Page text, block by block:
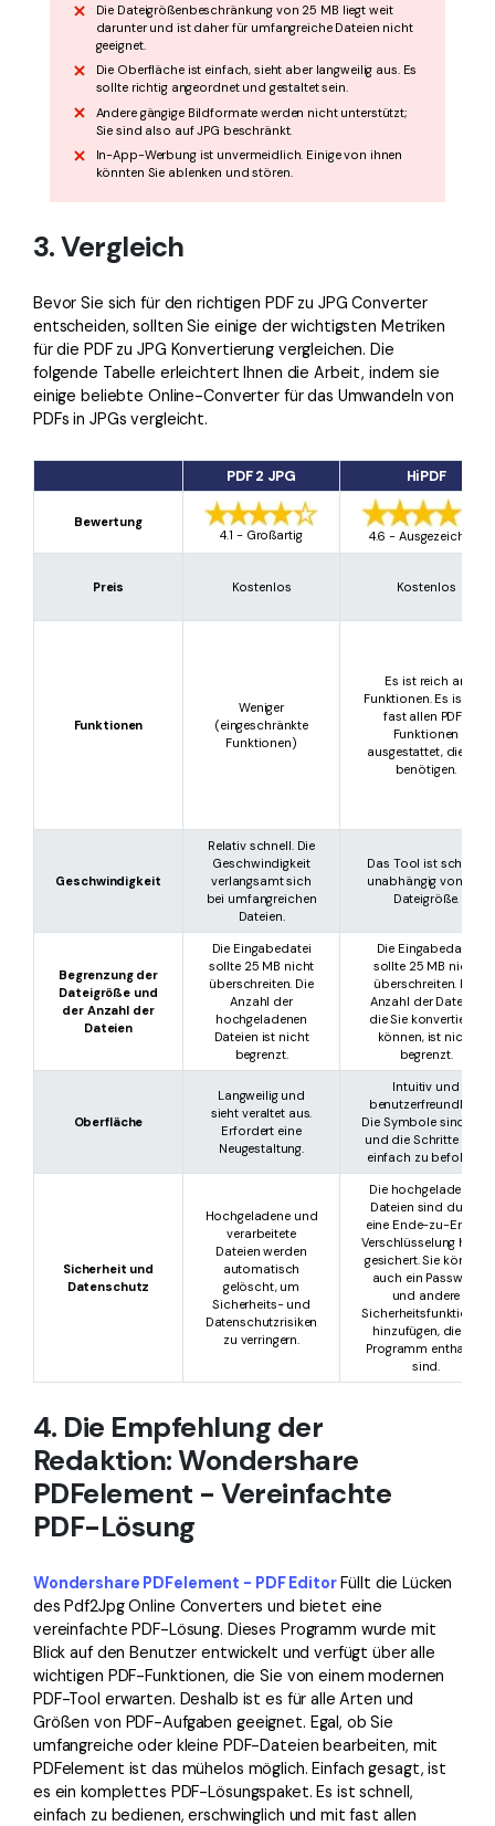
Die Dateigrößenbeschränkung von 25 MB liegt weit
darunter und ist daher für umfangreiche Dateien nicht
geeignet.
Die Oberfläche ist einfach, sieht aber langweilig aus. Es
sollte richtig angeordnet und gestaltet sein.
Andere gängige Bildformate werden nicht unterstützt;
Sie sind also auf JPG beschränkt.
In-App-Werbung ist unvermeidlich. Einige von ihnen
könnten Sie ablenken und stören.
3. Vergleich
Bevor Sie sich für den richtigen PDF zu JPG Converter
entscheiden, sollten Sie einige der wichtigsten Metriken
für die PDF zu JPG Konvertierung vergleichen. Die
folgende Tabelle erleichtert Ihnen die Arbeit, indem sie
einige beliebte Online-Converter für das Umwandeln von
PDFs in JPGs vergleicht.
PDF 2 JPG HiPDF
Bewertung
4.1 - Großartig
4.6 - Ausgezeichnet
Preis Kostenlos Kostenlos
Funktionen
Weniger
(eingeschränkte
Funktionen)
Es ist reich an
Funktionen. Es ist mit
fast allen PDF-
Funktionen
ausgestattet, die Sie
benötigen.
Geschwindigkeit
Relativ schnell. Die
Geschwindigkeit
verlangsamt sich
bei umfangreichen
Dateien.
Das Tool ist schnell,
unabhängig von der
Dateigröße.
Begrenzung der
Dateigröße und
der Anzahl der
Dateien
Die Eingabedatei
sollte 25 MB nicht
überschreiten. Die
Anzahl der
hochgeladenen
Dateien ist nicht
begrenzt.
Die Eingabedatei
sollte 25 MB nicht
überschreiten. Die
Anzahl der Dateien,
die Sie konvertieren
können, ist nicht
begrenzt.
Oberfläche
Langweilig und
sieht veraltet aus.
Erfordert eine
Neugestaltung.
Intuitiv und
benutzerfreundlich.
Die Symbole sind klar
und die Schritte sind
einfach zu befolgen.
Sicherheit und
Datenschutz
Hochgeladene und
verarbeitete
Dateien werden
automatisch
gelöscht, um
Sicherheits- und
Datenschutzrisiken
zu verringern.
Die hochgeladenen
Dateien sind durch
eine Ende-zu-Ende-
Verschlüsselung hoch
gesichert. Sie können
auch ein Passwort
und andere
Sicherheitsfunktionen
hinzufügen, die im
Programm enthalten
sind.
4. Die Empfehlung der
Redaktion: Wondershare
PDFelement - Vereinfachte
PDF-Lösung
Wondershare PDFelement - PDF EditorFüllt die Lücken
des Pdf2Jpg Online Converters und bietet eine
vereinfachte PDF-Lösung. Dieses Programm wurde mit
Blick auf den Benutzer entwickelt und verfügt über alle
wichtigen PDF-Funktionen, die Sie von einem modernen
PDF-Tool erwarten. Deshalb ist es für alle Arten und
Größen von PDF-Aufgaben geeignet. Egal, ob Sie
umfangreiche oder kleine PDF-Dateien bearbeiten, mit
PDFelement ist das mühelos möglich. Einfach gesagt, ist
es ein komplettes PDF-Lösungspaket. Es ist schnell,
einfach zu bedienen, erschwinglich und mit fast allen